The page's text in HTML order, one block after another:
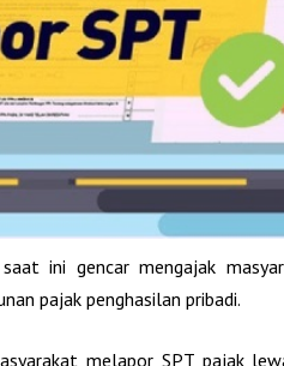
saat ini gencar mengajak
pajak penghasilan pribadi.
melapor SPT pajak